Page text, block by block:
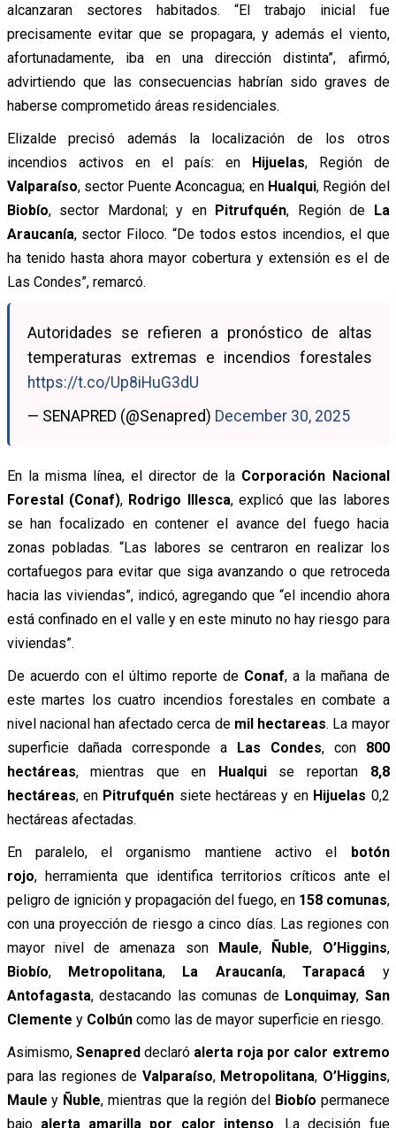
alcanzaran sectores habitados. “El trabajo inicial fue
precisamente evitar que se propagara, y además el viento,
afortunadamente, iba en una dirección distinta”, afirmó,
advirtiendo que las consecuencias habrían sido graves de
haberse comprometido áreas residenciales.
Elizalde precisó además la localización de los otros
incendios activos en el país: en Hijuelas, Región de
Valparaíso, sector Puente Aconcagua; en Hualqui, Región del
Biobío, sector Mardonal; y en Pitrufquén, Región de La
Araucanía, sector Filoco. “De todos estos incendios, el que
ha tenido hasta ahora mayor cobertura y extensión es el de
Las Condes”, remarcó.
Autoridades se refieren a pronóstico de altas
temperaturas extremas e incendios forestales
https://t.co/Up8iHuG3dU
— SENAPRED (@Senapred) December 30, 2025
En la misma línea, el director de la Corporación Nacional
Forestal (Conaf), Rodrigo Illesca, explicó que las labores
se han focalizado en contener el avance del fuego hacia
zonas pobladas. “Las labores se centraron en realizar los
cortafuegos para evitar que siga avanzando o que retroceda
hacia las viviendas”, indicó, agregando que “el incendio ahora
está confinado en el valle y en este minuto no hay riesgo para
viviendas”.
De acuerdo con el último reporte de Conaf, a la mañana de
este martes los cuatro incendios forestales en combate a
nivel nacional han afectado cerca de mil hectareas. La mayor
superficie dañada corresponde a Las Condes, con 800
hectáreas, mientras que en Hualquise reportan 8,8
hectáreas, en Pitrufquén siete hectáreas y en Hijuelas 0,2
hectáreas afectadas.
En paralelo, el organismo mantiene activo el botón
rojo, herramienta que identifica territorios críticos ante el
peligro de ignición y propagación del fuego, en 158 comunas,
con una proyección de riesgo a cinco días. Las regiones con
mayor nivel de amenaza son Maule, Ñuble, O’Higgins,
Biobío, Metropolitana, La Araucanía,Tarapacá y
Antofagasta, destacando las comunas de Lonquimay, San
Clemente y Colbúncomo las de mayor superficie en riesgo.
Asimismo, Senapreddeclaró alerta roja por calor extremo
para las regiones de Valparaíso, Metropolitana, O’Higgins,
Maule y Ñuble, mientras que la región del Biobío permanece
bajo alerta amarilla por calor intenso. La decisión fue